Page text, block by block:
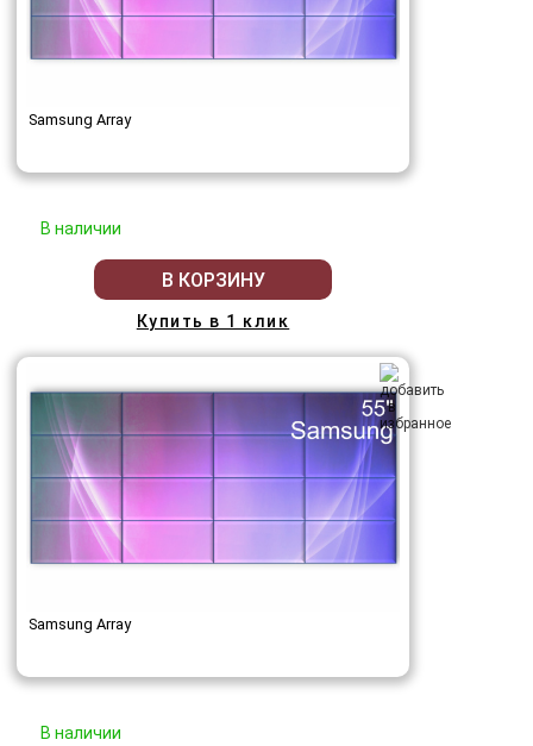
Samsung Array
В наличии
В КОРЗИНУ
Купить в 1 клик
Samsung Array
В наличии